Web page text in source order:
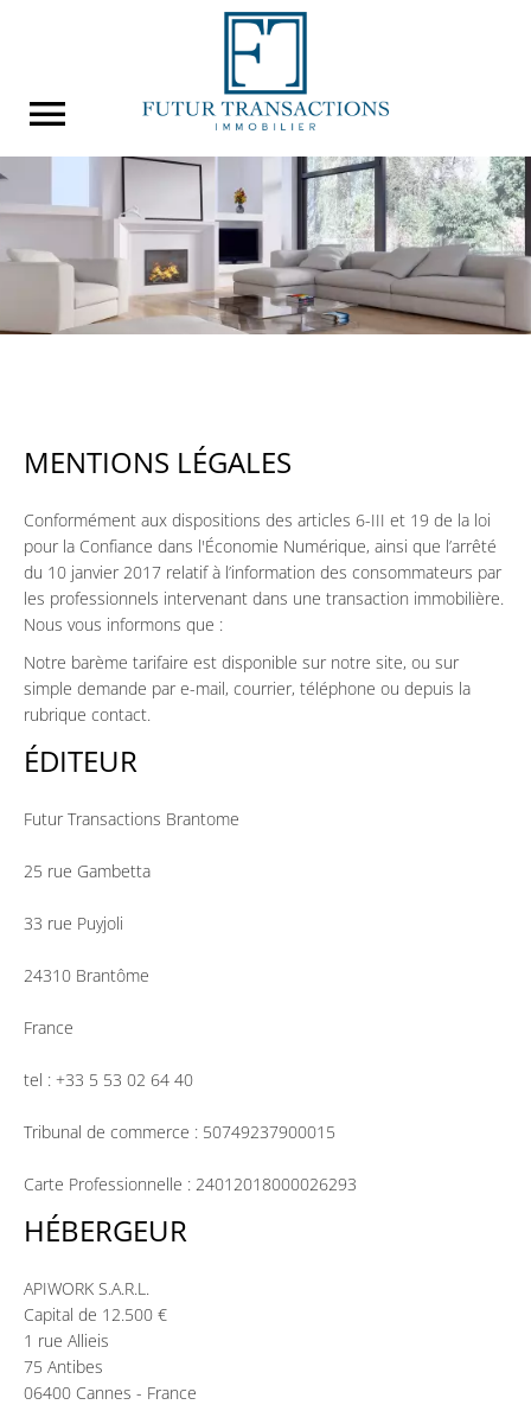
MENTIONS LÉGALES
Conformément aux dispositions des articles 6-III et 19 de la loi
pour la Confiance dans l'Économie Numérique, ainsi que l’arrêté
du 10 janvier 2017 relatif à l’information des consommateurs par
les professionnels intervenant dans une transaction immobilière.
Nous vous informons que :
Notre barème tarifaire est disponible sur notre site, ou sur
simple demande par e-mail, courrier, téléphone ou depuis la
rubrique contact.
ÉDITEUR
Futur Transactions Brantome
25 rue Gambetta
33 rue Puyjoli
24310 Brantôme
France
tel : +33 5 53 02 64 40
Tribunal de commerce : 50749237900015
Carte Professionnelle : 24012018000026293
HÉBERGEUR
APIWORK S.A.R.L.
Capital de 12.500 €
1 rue Allieis
75 Antibes
06400 Cannes - France